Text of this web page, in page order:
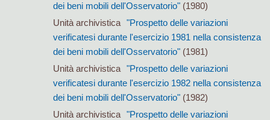
dei beni mobili dell'Osservatorio"(1980)
Unità archivistica
"Prospetto delle variazioni
verificatesi durante l'esercizio 1981 nella consistenza
dei beni mobili dell'Osservatorio"(1981)
Unità archivistica
"Prospetto delle variazioni
verificatesi durante l'esercizio 1982 nella consistenza
dei beni mobili dell'Osservatorio"(1982)
Unità archivistica
"Prospetto delle variazioni